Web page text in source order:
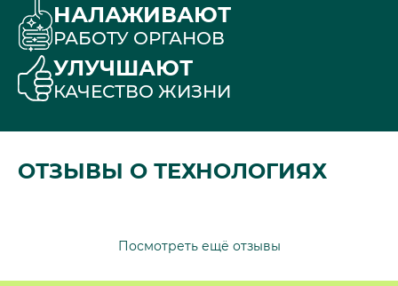
НАЛАЖИВАЮТ
РАБОТУ ОРГАНОВ
УЛУЧШАЮТ
КАЧЕСТВО ЖИЗНИ
ОТЗЫВЫ О ТЕХНОЛОГИЯХ
Посмотреть ещё отзывы